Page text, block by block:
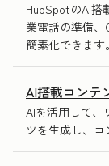
HubSpotのAI搭
業電話の準備
簡素化できます。
AI搭載コンテ
AIを活用して、
ツを生成し、コ